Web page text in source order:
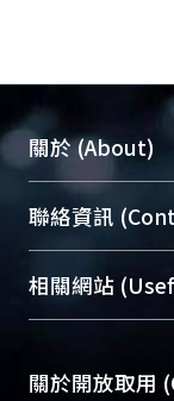
關於 (About)
臺大位居世界
展現本校豐碩
機構典藏（
台，成為臺大
成果。
聯絡資訊
總館學科館員
醫學圖書館學
Sciences
相關網站
關於開放取用